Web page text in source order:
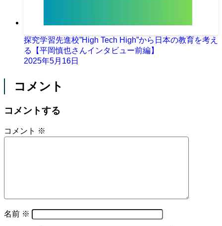
探究学習先進校”High Tech High”から日本の教育を考え
る【平岡慎也さんインタビュー前編】
2025年5月16日
コメント
コメントする
コメント ※
名前 ※